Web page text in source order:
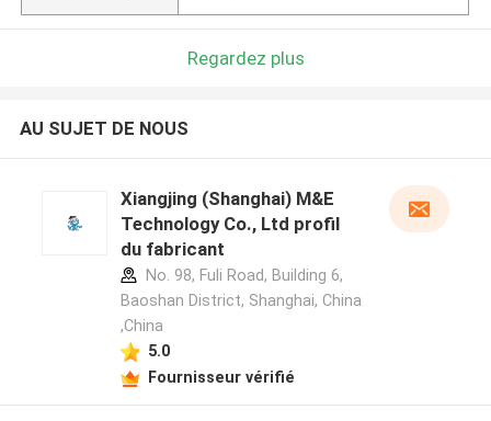
Regardez plus
AU SUJET DE NOUS
Xiangjing (Shanghai) M&E
Technology Co., Ltd profil
du fabricant
No. 98, Fuli Road, Building 6,
Baoshan District, Shanghai, China
,China
5.0
Fournisseur vérifié